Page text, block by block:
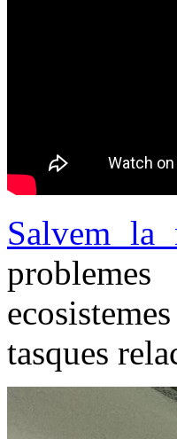
Salvem
tasques